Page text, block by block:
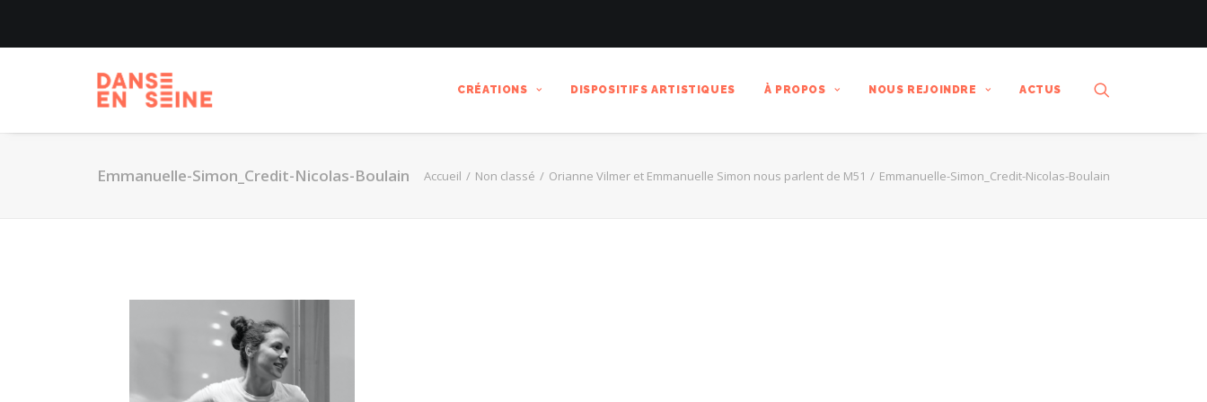
CRÉATIONS DISPOSITIFS ARTISTIQUES À PROPOS NOUS REJOINDRE ACTUS
Emmanuelle-Simon_Credit-Nicolas-Boulain Accueil Non classé Orianne Vilmer et Emmanuelle Simon nous parlent de M51 Emmanuelle-Simon_Credit-Nicolas-Boulain